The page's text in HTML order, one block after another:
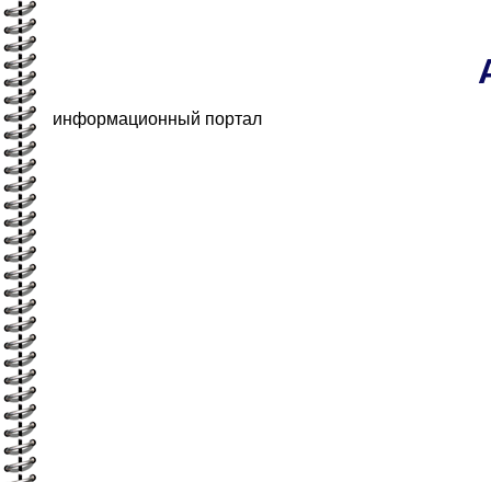
информационный портал